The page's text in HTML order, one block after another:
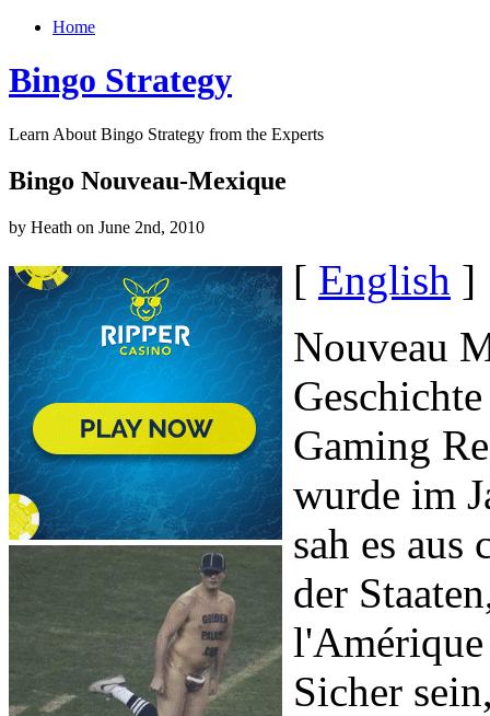
Home
Bingo Strategy
Learn About Bingo Strategy from the Experts
Bingo Nouveau-Mexique
by Heath on June 2nd, 2010
[ English ]
Nouveau
Gaming
wurde im
sah es
der
Sicher